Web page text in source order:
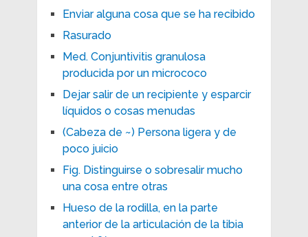
Enviar alguna cosa que se ha recibido
Rasurado
Med. Conjuntivitis granulosa
producida por un micrococo
Dejar salir de un recipiente y esparcir
líquidos o cosas menudas
(Cabeza de ~) Persona ligera y de
poco juicio
Fig. Distinguirse o sobresalir mucho
una cosa entre otras
Hueso de la rodilla, en la parte
anterior de la articulación de la tibia